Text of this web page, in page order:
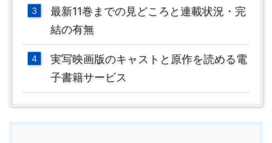
最新11巻までの見どころと連載状況・完
結の有無
実写映画版のキャストと原作を読める電
子書籍サービス